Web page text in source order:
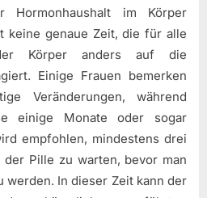
im Körper
keine genaue Zeit, die für alle
Körper anders auf die
Einige Frauen bemerken
Veränderungen, während
einige Monate oder sogar
empfohlen, mindestens drei
der Pille zu warten, bevor man
werden. In dieser Zeit kann der